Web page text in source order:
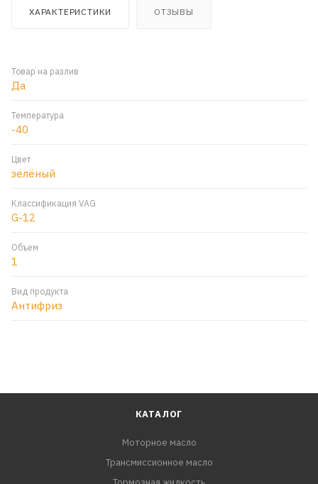
ХАРАКТЕРИСТИКИ ОТЗЫВЫ
Товар на разлив
Да
Температура
-40
Цвет
зелёный
Классификация VAG
G-12
Объем
1
Вид продукта
Антифриз
КАТАЛОГ
Моторное масло
Трансмиссионное масло